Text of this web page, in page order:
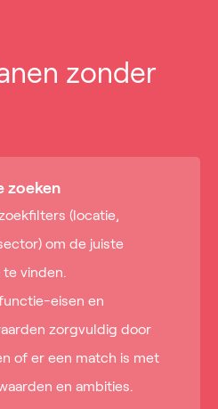
zonder
zoeken
(locatie,
om de juiste
vinden.
eisen en
zorgvuldig door
of er een match is met
en ambities.